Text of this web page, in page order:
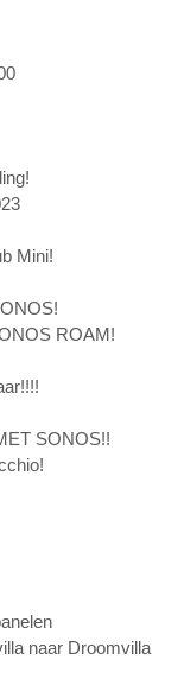
Mini!
ROAM!
SONOS!!
naar Droomvilla